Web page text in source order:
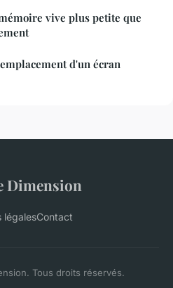
vive plus petite que
d'un écran
Dimension
légalesContact
Tous droits réservés.